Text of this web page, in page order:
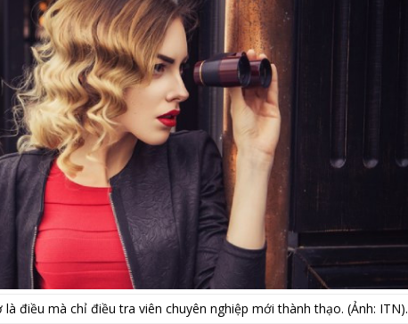
là điều mà chỉ điều tra viên chuyên nghiệp mới thành thạo. (Ảnh: ITN).